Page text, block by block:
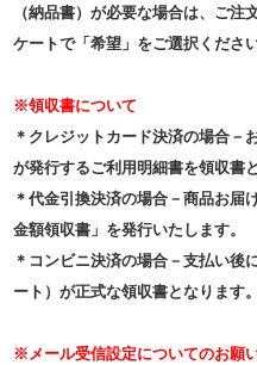
（納品書）が必要な場合は、ご
ケートで「希望」をご選択ください
※領収書について
＊クレジットカード決済の場合－
が発行するご利用明細書を領収書
＊代金引換決済の場合－商品お届
金額領収書」を発行いたします。
＊コンビニ決済の場合－支払い後
ート）が正式な領収書となります。
※メール受信設定についてのお願